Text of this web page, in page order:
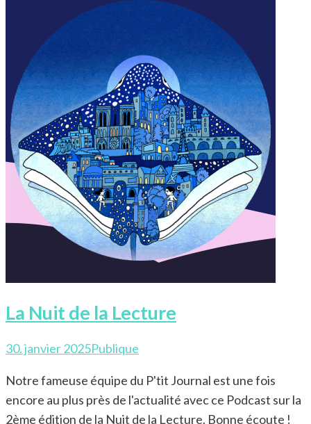
La Nuit de la Lecture
30. janvier 2025Publique
Notre fameuse équipe du P'tit Journal est une fois
encore au plus près de l'actualité avec ce Podcast sur la
2ème édition de la Nuit de la Lecture. Bonne écoute !